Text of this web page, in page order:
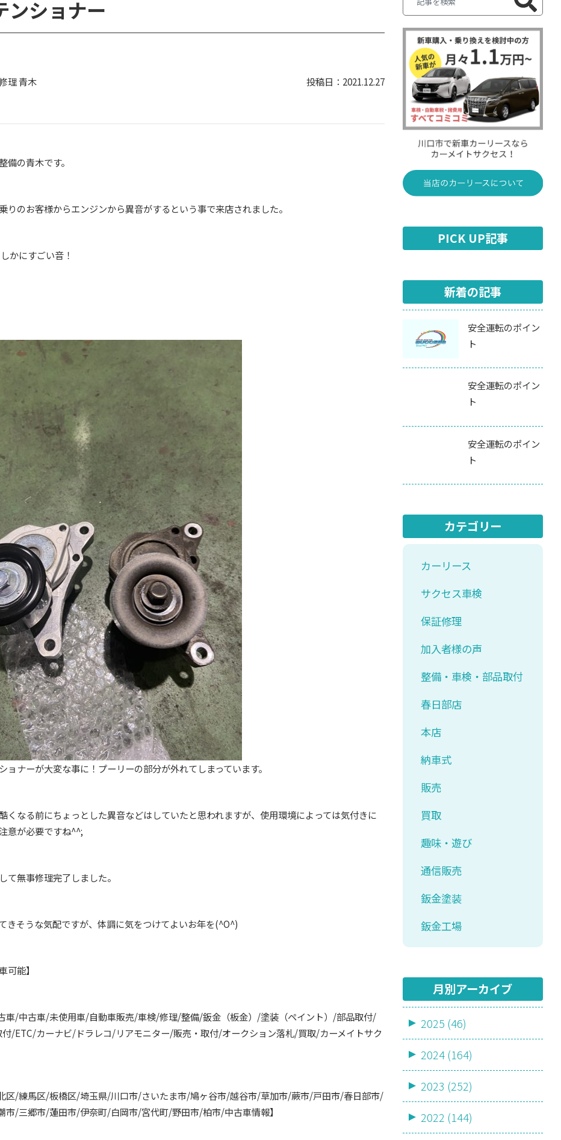
ンショナー
理 青木 2021.12.27
備の青木です。
りのお客様からエンジンから異音がするという事で来店されました。
かにすごい音！
ョナーが大変な事に！プーリーの部分が外れてしまっています。
くなる前にちょっとした異音などはしていたと思われますが、使用環境によっては気付きに
意が必要ですね^^;
て無事修理完了しました。
きそうな気配ですが、体調に気をつけてよいお年を(^O^)
可能】
車/中古車/未使用車/自動車販売/車検/修理/整備/鈑金（板金）/塗装（ペイント）/部品取付/
/ETC/カーナビ/ドラレコ/リアモニター/販売・取付/オークション落札/買取/カーメイトサク
区/練馬区/板橋区/埼玉県/川口市/さいたま市/鳩ヶ谷市/越谷市/草加市/蕨市/戸田市/春日部市/
市/三郷市/蓮田市/伊奈町/白岡市/宮代町/野田市/柏市/中古車情報】
PICK UP記事
新着の記事
安全運転のポイン
ト
安全運転のポイン
ト
安全運転のポイン
ト
カテゴリー
カーリース
サクセス車検
保証修理
加入者様の声
整備・車検・部品取付
春日部店
本店
納車式
販売
買取
趣味・遊び
通信販売
鈑金塗装
鈑金工場
月別アーカイブ
2025 (46)
2024 (164)
2023 (252)
2022 (144)